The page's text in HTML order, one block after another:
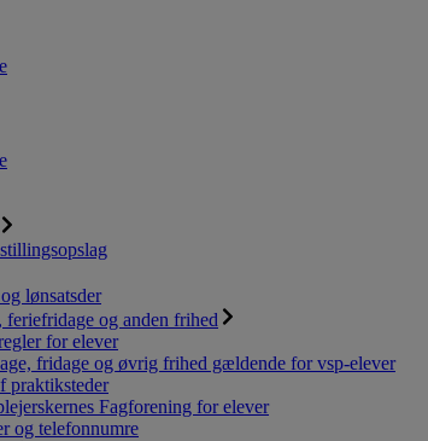
lønsatsder
og anden frihed
for elever
fridage og øvrig frihed gældende for vsp-elever
praktiksteder
Fagforening for elever
og telefonnumre